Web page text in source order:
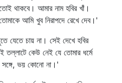
থাকবে। আমার নাম হবির খাঁ।
আমি খুব নিরাপদে রেখে দেব।'
যেতে চায় না। সেই দেখে হবির
কেউ নেই যে তোমার ধর্মে
ভয় কোনো না।'